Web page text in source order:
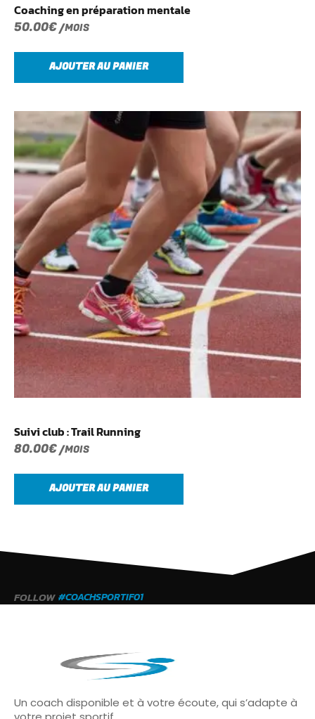
Coaching en préparation mentale
50.00€/MOIS
AJOUTER AU PANIER
Suivi club : Trail Running
80.00€/MOIS
AJOUTER AU PANIER
FOLLOW #COACHSPORTIF01
Un coach disponible et à votre écoute, qui s’adapte à